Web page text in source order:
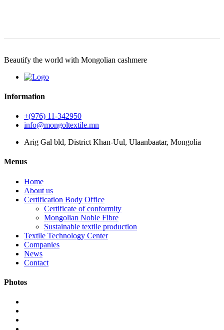
Beautify the world with Mongolian cashmere
Information
+(976) 11-342950
info@mongoltextile.mn
Arig Gal bld, District Khan-Uul, Ulaanbaatar, Mongolia
Menus
Home
About us
Certification Body Office
Certificate of conformity
Mongolian Noble Fibre
Sustainable textile production
Textile Technology Center
Companies
News
Contact
Photos